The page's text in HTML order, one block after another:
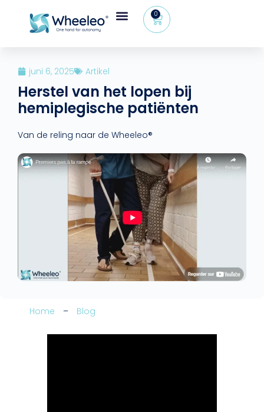
0
juni 6, 2025 Artikel
Herstel van het lopen bij
hemiplegische patiënten
Van de reling naar de Wheeleo®
Home – Blog